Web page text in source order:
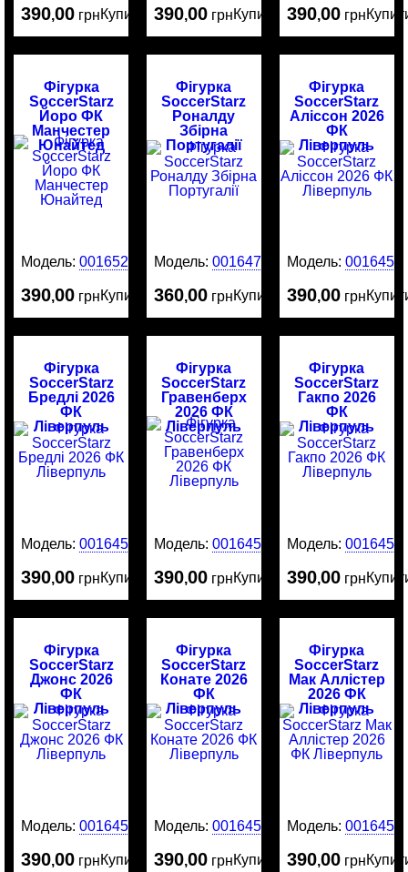
390,00 грнКупити 390,00 грнКупити 390,00 грн
Фігурка
SoccerStarz
Йоро ФК
Манчестер
Юнайтед
Модель:0016522
390,00 грнКупити
Фігурка
SoccerStarz
Роналду
Збірна
Португалії
Модель:0016476
360,00 грнКупити
Фігурка
SoccerStarz
Аліссон 2026
ФК
Ліверпуль
Модель: 0016456
390,00 грн
Фігурка
SoccerStarz
Бредлі 2026
ФК
Ліверпуль
Модель:0016455
390,00 грнКупити
Фігурка
SoccerStarz
Гравенберх
2026 ФК
Ліверпуль
Модель:0016454
390,00 грнКупити
Фігурка
SoccerStarz
Гакпо 2026
ФК
Ліверпуль
Модель: 0016453
390,00 грн
Фігурка
SoccerStarz
Джонс 2026
ФК
Ліверпуль
Модель:0016452
390,00 грнКупити
Фігурка
SoccerStarz
Конате 2026
ФК
Ліверпуль
Модель:0016451
390,00 грнКупити
Фігурка
SoccerStarz
Мак Аллістер
2026 ФК
Ліверпуль
Модель: 0016450
390,00 грн